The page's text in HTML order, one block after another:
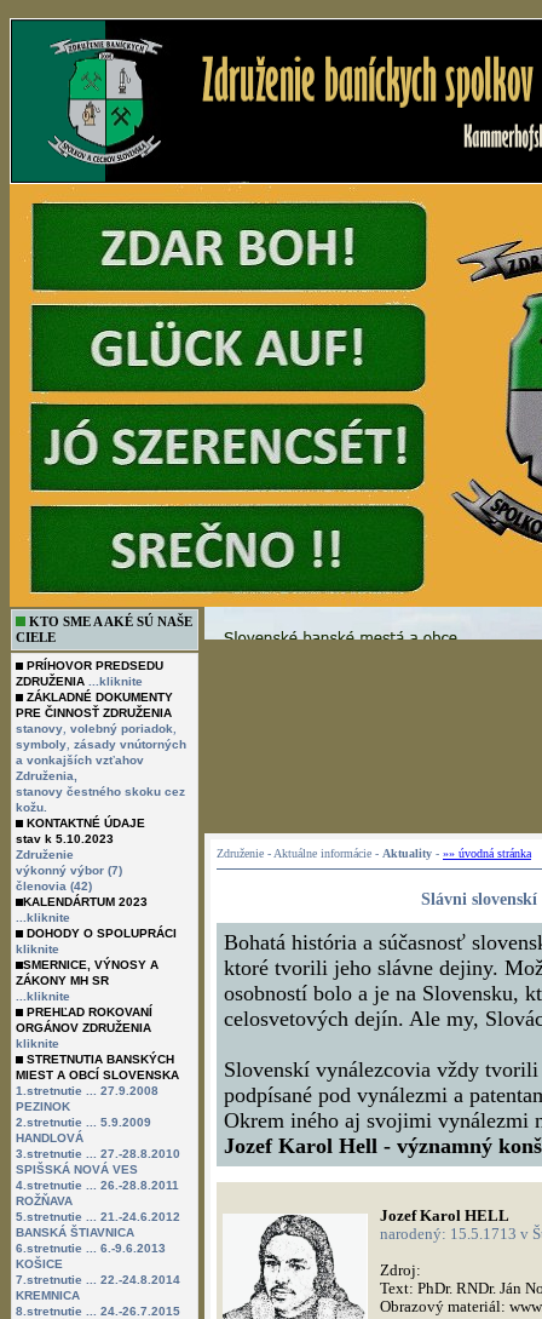
KTO SME A AKÉ SÚ NAŠE
CIELE
PRÍHOVOR PREDSEDU
ZDRUŽENIA
...kliknite
ZÁKLADNÉ DOKUMENTY
PRE ČINNOSŤ ZDRUŽENIA
stanovy volebný poriadok
symboly zásady vnútorných
a vonkajších vzťahov
Združenia,
stanovy čestného skoku cez
kožu.
KONTAKTNÉ ÚDAJE
stav k 5.10.2023
Združenie
výkonný výbor (7)
členovia (42)
KALENDÁRTUM 2023
...kliknite
DOHODY O SPOLUPRÁCI
kliknite
SMERNICE, VÝNOSY A
ZÁKONY MH SR
...kliknite
PREHĽAD ROKOVANÍ
ORGÁNOV ZDRUŽENIA
kliknite
STRETNUTIA BANSKÝCH
MIEST A OBCÍ SLOVENSKA
1.stretnutie ... 27.9.2008
PEZINOK
2.stretnutie ... 5.9.2009
HANDLOVÁ
3.stretnutie ... 27.-28.8.2010
SPIŠSKÁ NOVÁ VES
4.stretnutie ... 26.-28.8.2011
ROŽŇAVA
5.stretnutie ... 21.-24.6.2012
BANSKÁ ŠTIAVNICA
6.stretnutie ... 6.-9.6.2013
KOŠICE
7.stretnutie ... 22.-24.8.2014
KREMNICA
8.stretnutie ... 24.-26.7.2015
Združenie - Aktuálne informácie - Aktuality - »» úvodná stránka
Slávni
Bohatá história a súčasnosť
ktoré tvorili jeho slávne dejiny.
osobností bolo a je na Slovensku,
celosvetových dejín. Ale my,
Slovenskí vynálezcovia vždy
podpísané pod vynálezmi a
Okrem iného aj svojimi vynálezmi
Jozef Karol Hell - významný
Jozef Karol HELL
narodený: 15.5.1713 v
Zdroj:
Text: PhDr. RNDr. Ján
Obrazový materiál: